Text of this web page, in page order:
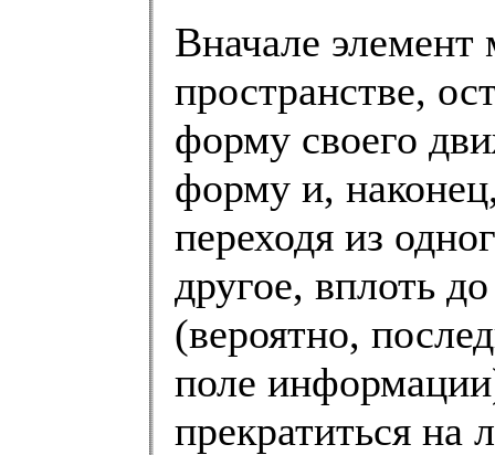
Вначале элемент
пространстве,
форму своего
форму и,
переходя из
другое, вплоть
(вероятно,
поле
прекратиться на